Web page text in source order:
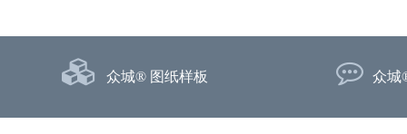
众城® 图纸样板 众城